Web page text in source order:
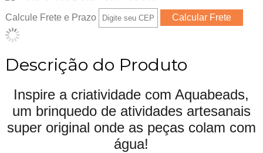
Calcule Frete e Prazo
Descrição do Produto
Inspire a criatividade com Aquabeads,
um brinquedo de atividades artesanais
super original onde as peças colam com
água!